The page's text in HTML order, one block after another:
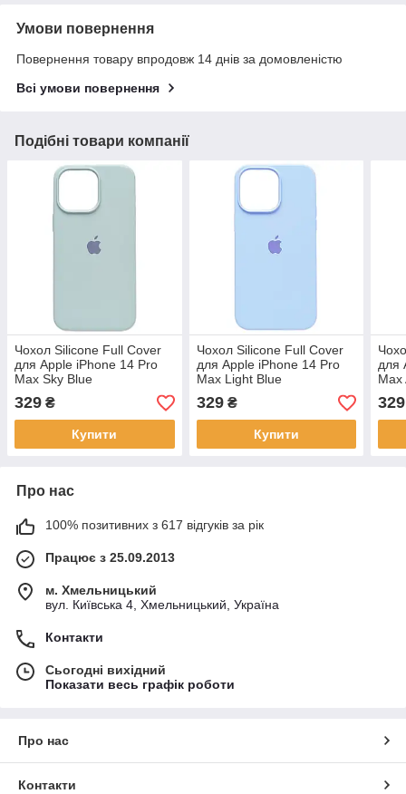
Умови повернення
Повернення товару впродовж 14 днів за домовленістю
Всі умови повернення
Подібні товари компанії
Чохол Silicone Full Cover
для Apple iPhone 14 Pro
Max Sky Blue
329 ₴
Купити
Чохол Silicone Full Cover
для Apple iPhone 14 Pro
Max Light Blue
329₴
Купити
для
Max
329
Про нас
100% позитивних з 617 відгуків за рік
Працює з 25.09.2013
м. Хмельницький
вул. Київська 4, Хмельницький, Україна
Контакти
Сьогодні вихідний
Показати весь графік роботи
Про нас
Контакти